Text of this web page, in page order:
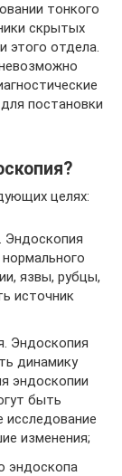
тонкого
скрытых
этого отдела.
постановки
целях:
Эндоскопия
язвы, рубцы,
источник
Эндоскопия
динамику
эндоскопии
быть
исследование
изменения;
эндоскопа